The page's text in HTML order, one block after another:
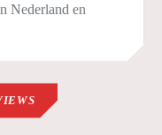
Nederland en